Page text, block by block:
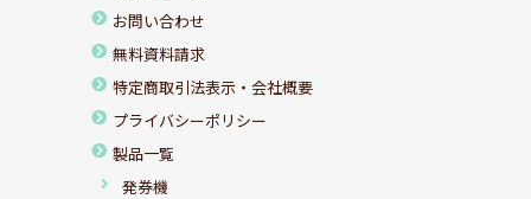
お問い合わせ
無料資料請求
特定商取引法表示・会社概要
プライバシーポリシー
製品一覧
発券機